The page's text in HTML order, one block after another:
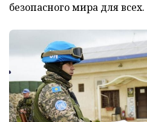
безопасного мира для всех.